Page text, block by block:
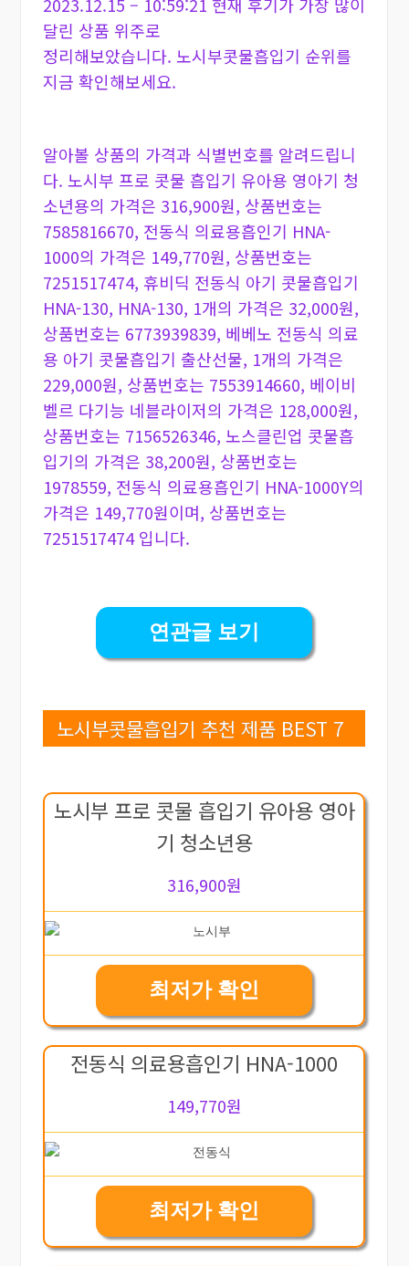
달린 상품 위주로
정리해보았습니다. 노시부콧물흡입기 순위를
지금 확인해보세요.
알아볼 상품의 가격과 식별번호를 알려드립니
다. 노시부 프로 콧물 흡입기 유아용 영아기 청
소년용의 가격은 316,900원, 상품번호는
7585816670, 전동식 의료용흡인기 HNA-
1000의 가격은 149,770원, 상품번호는
7251517474, 휴비딕 전동식 아기 콧물흡입기
HNA-130, HNA-130, 1개의 가격은 32,000원,
상품번호는 6773939839, 베베노 전동식 의료
용 아기 콧물흡입기 출산선물, 1개의 가격은
229,000원, 상품번호는 7553914660, 베이비
벨르 다기능 네블라이저의 가격은 128,000원,
상품번호는 7156526346, 노스클린업 콧물흡
입기의 가격은 38,200원, 상품번호는
1978559, 전동식 의료용흡인기 HNA-1000Y의
가격은 149,770원이며, 상품번호는
7251517474 입니다.
연관글 보기
노시부콧물흡입기 추천 제품 BEST 7
노시부 프로 콧물 흡입기 유아용 영아
기 청소년용
316,900원
최저가 확인
전동식 의료용흡인기 HNA-1000
149,770원
최저가 확인